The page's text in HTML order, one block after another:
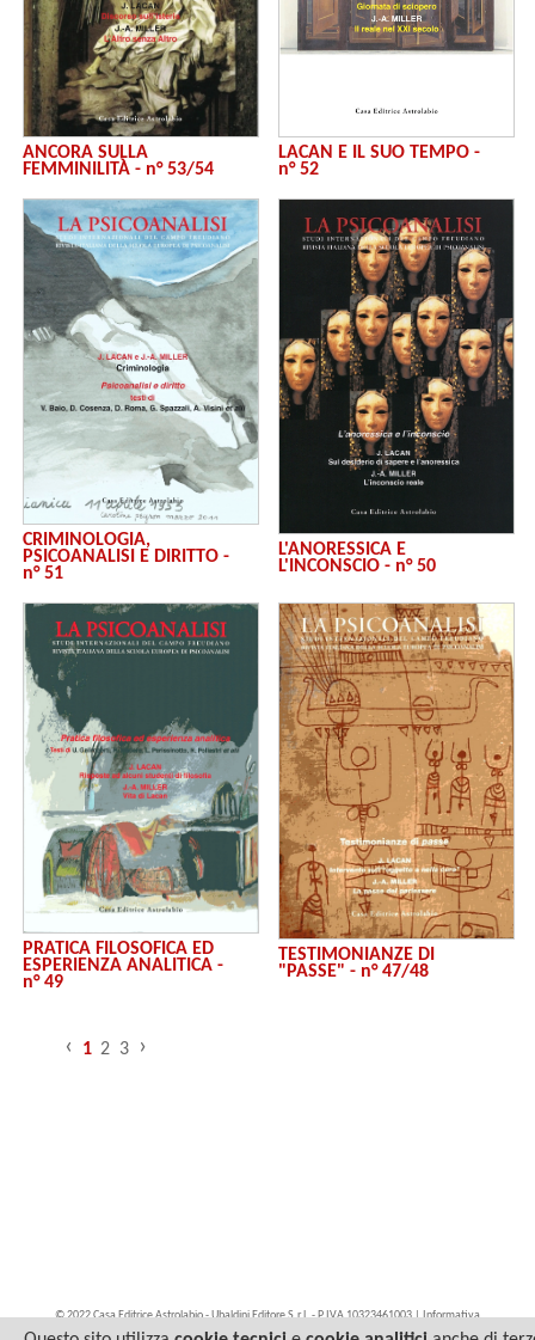
ANCORA SULLA
FEMMINILITÀ - n° 53/54
LACAN E IL SUO TEMPO -
n° 52
CRIMINOLOGIA,
PSICOANALISI E DIRITTO -
n° 51
L'ANORESSICA E
L'INCONSCIO - n° 50
PRATICA FILOSOFICA ED
ESPERIENZA ANALITICA -
n° 49
TESTIMONIANZE DI
"PASSE" - n° 47/48
‹ 1 2 3 ›
© 2022 Casa Editrice Astrolabio - Ubaldini Editore S.r.l. - P.IVA 10323461003 |Informativa